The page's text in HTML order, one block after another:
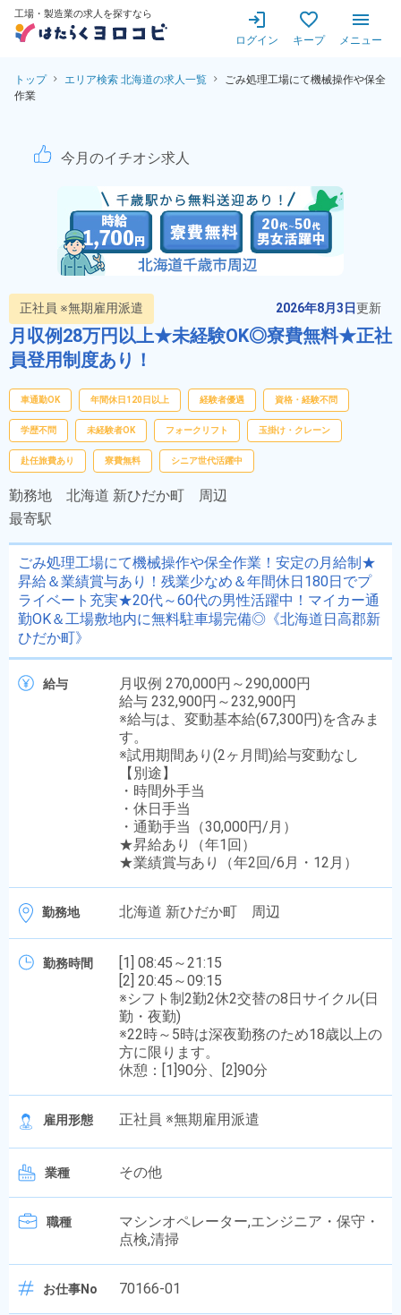
工場・製造業の求人を探すなら
ログイン キープ メニュー
トップ エリア検索 北海道の求人一覧
ごみ処理工場にて機械操作や保全
作業
ごみ処理工場にて機械操作
今月のイチオシ求人
正社員 ※無期雇用派遣 2026年8月3日更新
月収例28万円以上★未経験OK◎寮費無料★正社
員登用制度あり！
車通勤OK 年間休日120日以上 経験者優遇 資格・経験不問
学歴不問 未経験者OK フォークリフト 玉掛け・クレーン
赴任旅費あり 寮費無料 シニア世代活躍中
勤務地 北海道 新ひだか町 周辺
最寄駅
ごみ処理工場にて機械操作や保全作業！安定の月給制★
昇給＆業績賞与あり！残業少なめ＆年間休日180日でプ
ライベート充実★20代～60代の男性活躍中！マイカー通
勤OK＆工場敷地内に無料駐車場完備◎《北海道日高郡新
ひだか町》
給与
月収例 270,000円～290,000円
給与 232,900円～232,900円
※給与は、変動基本給(67,300円)を含みま
す。
※試用期間あり(2ヶ月間)給与変動なし
【別途】
・時間外手当
・休日手当
・通勤手当（30,000円/月）
★昇給あり（年1回）
★業績賞与あり（年2回/6月・12月）
勤務地 北海道 新ひだか町 周辺
勤務時間
[1] 08:45～21:15
[2] 20:45～09:15
※シフト制2勤2休2交替の8日サイクル(日
勤・夜勤)
※22時～5時は深夜勤務のため18歳以上の
方に限ります。
休憩：[1]90分、[2]90分
雇用形態 正社員 ※無期雇用派遣
業種 その他
職種
マシンオペレーター,エンジニア・保守・
点検,清掃
お仕事No 70166-01